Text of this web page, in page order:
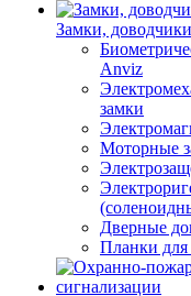
Замки, доводчики
Anviz
замки
Моторные
Дверные
Планки для